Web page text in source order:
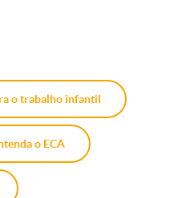
o trabalho infantil
o ECA